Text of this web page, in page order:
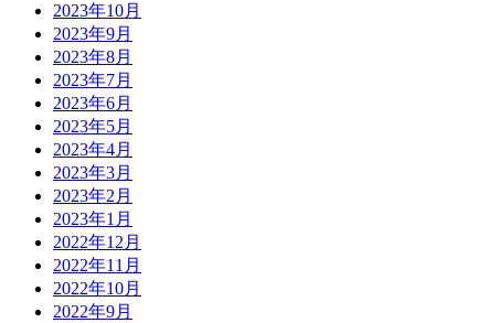
2023年10月
2023年9月
2023年8月
2023年7月
2023年6月
2023年5月
2023年4月
2023年3月
2023年2月
2023年1月
2022年12月
2022年11月
2022年10月
2022年9月